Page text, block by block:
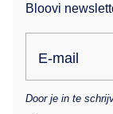
Bloovi
E-mail
Door je in te